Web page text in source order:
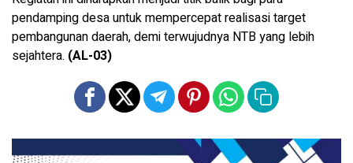
pendamping desa untuk mempercepat realisasi target
pembangunan daerah, demi terwujudnya NTB yang lebih
sejahtera. (AL-03)